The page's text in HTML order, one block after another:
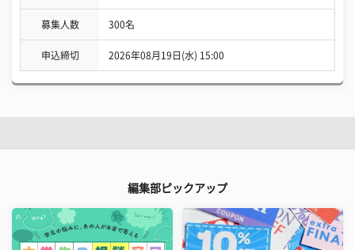
募集人数 300名
申込締切 2026年08月19日(水) 15:00
編集部ピックアップ